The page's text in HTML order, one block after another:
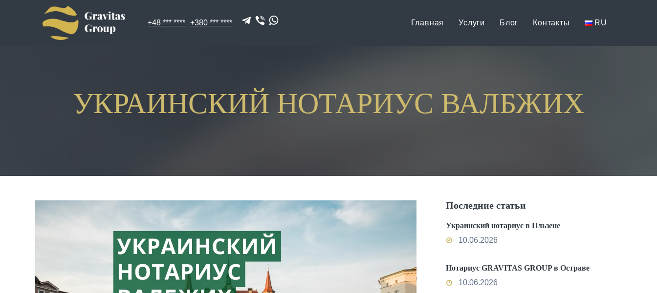
+48 *** **** +380 *** **** Главная Услуги Блог Контакты RU
УКРАИНСКИЙ НОТАРИУС ВАЛБЖИХ
Последние статьи
Украинский нотариус в Пльзене
10.06.2026
Нотариус GRAVITAS GROUP в Остраве
10.06.2026